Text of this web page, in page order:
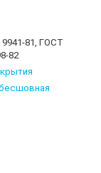
81, ГОСТ
82